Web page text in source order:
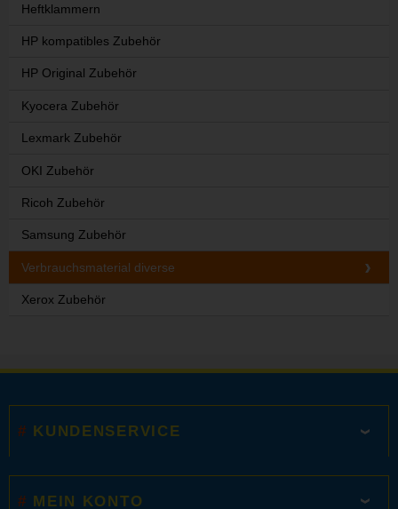
Heftklammern
HP kompatibles Zubehör
HP Original Zubehör
Kyocera Zubehör
Lexmark Zubehör
OKI Zubehör
Ricoh Zubehör
Samsung Zubehör
Verbrauchsmaterial diverse
Xerox Zubehör
KUNDENSERVICE
MEIN KONTO